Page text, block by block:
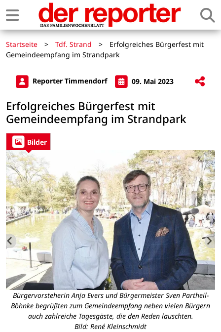
Startseite > Tdf. Strand >
Erfolgreiches Bürgerfest mit
Gemeindeempfang im Strandpark
Reporter Timmendorf 09. Mai 2023
Erfolgreiches Bürgerfest mit
Gemeindeempfang im Strandpark
Bilder
Bürgervorsteherin Anja Evers und Bürgermeister Sven Partheil-
Böhnke begrüßten zum Gemeindeempfang neben vielen Bürgern
auch zahlreiche Tagesgäste, die den Reden lauschten.
Bild: René Kleinschmidt